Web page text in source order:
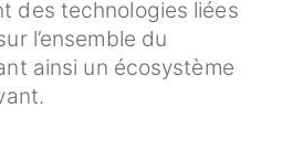
des technologies liées
l’ensemble du
ainsi un écosystème